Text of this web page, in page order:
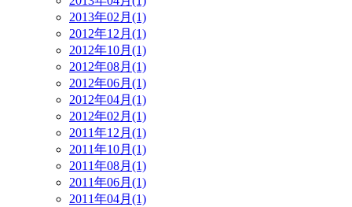
2013年02月(1)
2012年12月(1)
2012年10月(1)
2012年08月(1)
2012年06月(1)
2012年04月(1)
2012年02月(1)
2011年12月(1)
2011年10月(1)
2011年08月(1)
2011年06月(1)
2011年04月(1)